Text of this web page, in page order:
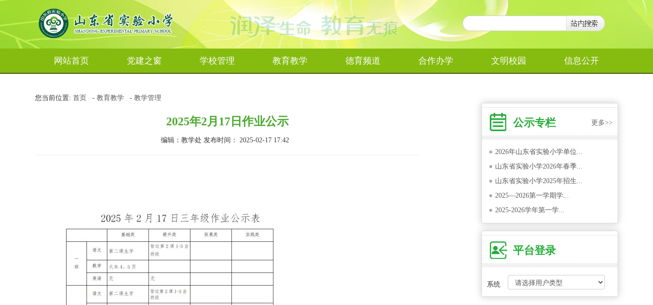
网站首页 党建之窗 学校管理 教育教学 德育频道 合作办学 文明校园 信息公开
您当前位置: 首页 - 教育教学 - 教学管理
2025年2月17日作业公示
编辑：教学处 发布时间： 2025-02-17 17:42
公示专栏 更多>>
2026年山东省实验小学单位...
山东省实验小学2026年春季...
山东省实验小学2025年招生...
2025—2026第一学期学...
2025-2026学年第一学...
平台登录
系统